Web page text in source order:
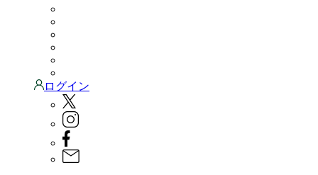
ログイン